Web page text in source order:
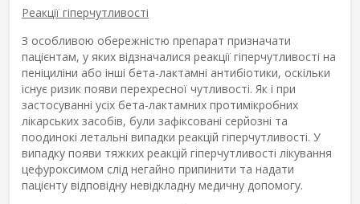
Реакції гіперчутливості
З особливою обережністю препарат призначати
пацієнтам, у яких відзначалися реакції гіперчутливості на
пеніциліни або інші бета-лактамні антибіотики, оскільки
існує ризик появи перехресної чутливості. Як і при
застосуванні усіх бета-лактамних протимікробних
лікарських засобів, були зафіксовані серйозні та
поодинокі летальні випадки реакцій гіперчутливості. У
випадку появи тяжких реакцій гіперчутливості лікування
цефуроксимом слід негайно припинити та надати
пацієнту відповідну невідкладну медичну допомогу.